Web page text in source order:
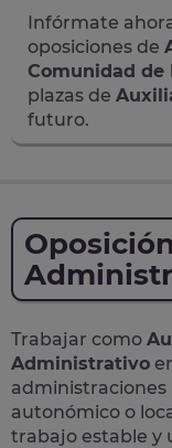
Infórmate
oposiciones de
Comunidad de
plazas de
futuro.
Trabajar como
Administrativo
administraciones
autonómico o
trabajo estable y